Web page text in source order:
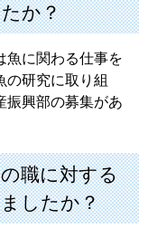
か？
に関わる仕事を
の研究に取り組
振興部の募集があ
職に対する
したか？